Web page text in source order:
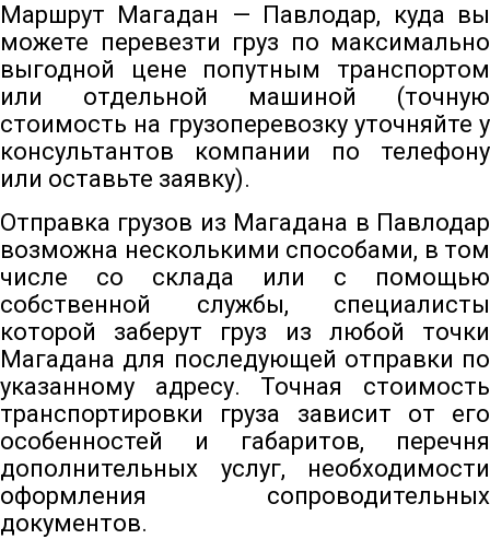
Маршрут Магадан — Павлодар, куда вы
можете перевезти груз по максимально
выгодной цене попутным транспортом
или отдельной машиной (точную
стоимость на грузоперевозку уточняйте у
консультантов компании по телефону
или оставьте заявку).
Отправка грузов из Магадана в Павлодар
возможна несколькими способами, в том
числе со склада или с помощью
собственной службы, специалисты
которой заберут груз из любой точки
Магадана для последующей отправки по
указанному адресу. Точная стоимость
транспортировки груза зависит от его
особенностей и габаритов, перечня
дополнительных услуг, необходимости
оформления сопроводительных
документов.